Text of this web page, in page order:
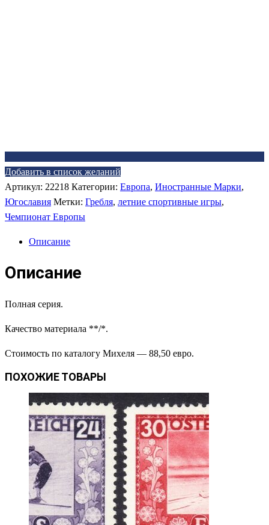
Добавить в список желаний
Артикул: 22218 Категории: Европа, Иностранные Марки,
Югославия Метки: Гребля, летние спортивные игры,
Чемпионат Европы
Описание
Описание
Полная серия.
Качество материала **/*.
Стоимость по каталогу Михеля — 88,50 евро.
ПОХОЖИЕ ТОВАРЫ